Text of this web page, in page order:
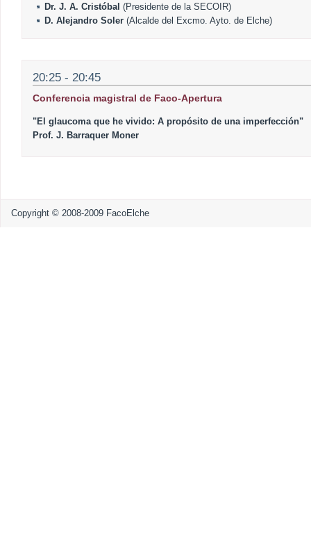
Dr. J. A. Cristóbal (Presidente de la SECOIR)
D. Alejandro Soler (Alcalde del Excmo. Ayto. de Elche)
20:25 - 20:45
Conferencia magistral de Faco-Apertura
"El glaucoma que he vivido: A propósito de una imperfección"
Prof. J. Barraquer Moner
Copyright © 2008-2009 FacoElche